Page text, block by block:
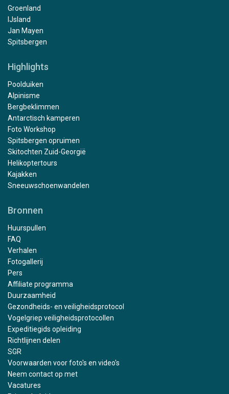
Groenland
IJsland
Jan Mayen
Spitsbergen
Highlights
Poolduiken
Alpinisme
Bergbeklimmen
Antarctisch kamperen
Foto Workshop
Spitsbergen opruimen
Skitochten Zuid-Georgië
Helikoptertours
Kajakken
Sneeuwschoenwandelen
Bronnen
Huurspullen
FAQ
Verhalen
Fotogallerij
Pers
Affiliate programma
Duurzaamheid
Gezondheids- en veiligheidsprotocol
Vogelgriep veiligheidsprotocollen
Expeditiegids opleiding
Richtlijnen delen
SGR
Voorwaarden voor foto's en video's
Neem contact op met
Vacatures